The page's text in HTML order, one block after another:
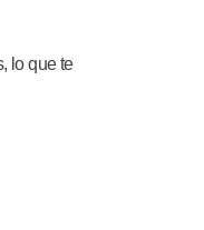
lo que te